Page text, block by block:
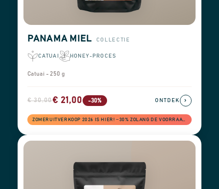
PANAMA MIEL COLLECTIE
CATUAI HONEY-PROCES
Catuai - 250 g
€ 30,00€ 21,00 -30% ONTDEK ›